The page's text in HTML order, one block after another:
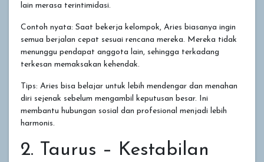
lain merasa terintimidasi.
Contoh nyata: Saat bekerja kelompok, Aries biasanya ingin
semua berjalan cepat sesuai rencana mereka. Mereka tidak
menunggu pendapat anggota lain, sehingga terkadang
terkesan memaksakan kehendak.
Tips: Aries bisa belajar untuk lebih mendengar dan menahan
diri sejenak sebelum mengambil keputusan besar. Ini
membantu hubungan sosial dan profesional menjadi lebih
harmonis.
2. Taurus – Kestabilan